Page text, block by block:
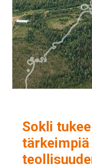
Sokli
tärkeimpiä